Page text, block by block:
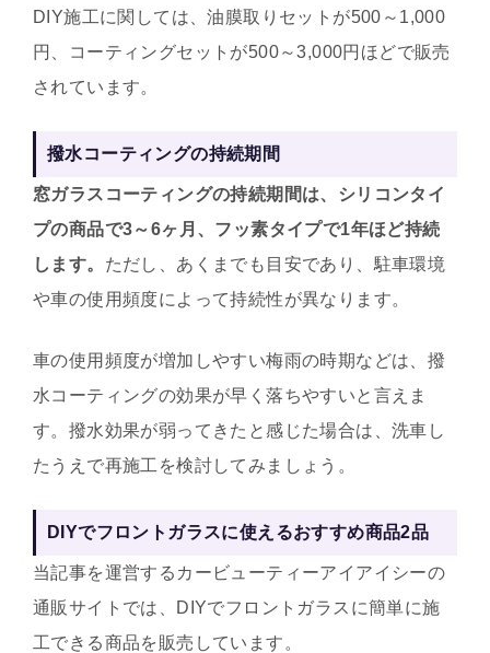
DIY施工に関しては、油膜取りセットが500～1,000
円、コーティングセットが500～3,000円ほどで販売
されています。
撥水コーティングの持続期間
窓ガラスコーティングの持続期間は、シリコンタイ
プの商品で3～6ヶ月、フッ素タイプで1年ほど持続
します。 ただし、あくまでも目安であり、駐車環境
や車の使用頻度によって持続性が異なります。
車の使用頻度が増加しやすい梅雨の時期などは、撥
水コーティングの効果が早く落ちやすいと言えま
す。撥水効果が弱ってきたと感じた場合は、洗車し
たうえで再施工を検討してみましょう。
DIYでフロントガラスに使えるおすすめ商品2品
当記事を運営するカービューティーアイアイシーの
通販サイトでは、DIYでフロントガラスに簡単に施
工できる商品を販売しています。